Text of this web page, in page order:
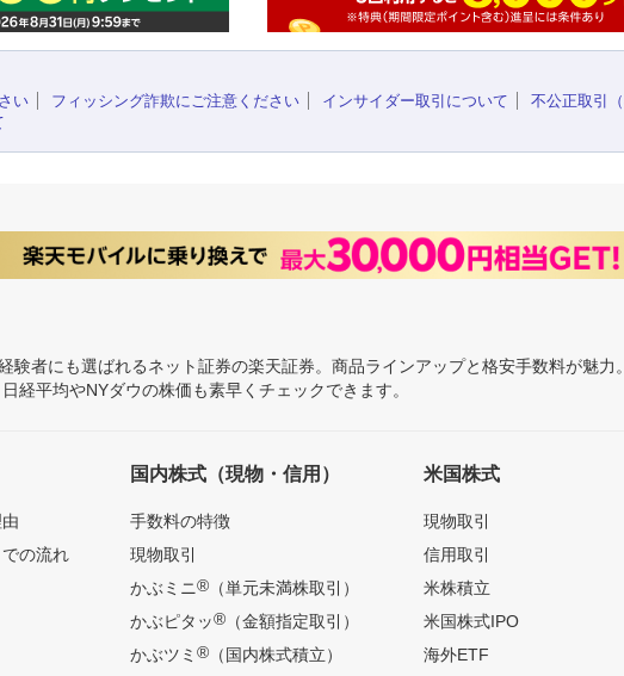
い
フィッシング詐欺にご注意ください インサイダー取引について
不公正取引
験者にも選ばれるネット証券の楽天証券。商品ラインアップと格安手数料が魅
経平均やNYダウの株価も素早くチェックできます。
の流れ
国内株式（現物・信用）
手数料の特徴
現物取引
かぶミニ®（単元未満株取引）
かぶピタッ®（金額指定取引）
かぶツミ ®（国内株式積立）
米国株式
現物取引
信用取引
米株積立
米国株式IPO
海外ETF